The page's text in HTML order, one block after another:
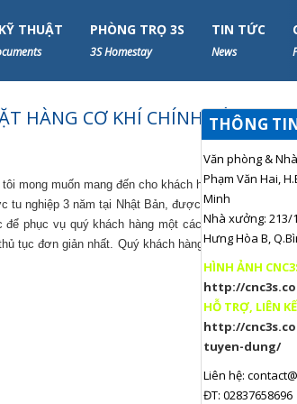
THUẬT PHÒNG TRỌ 3S
3S Homestay
TIN TỨC
News
HÀNG CƠ KHÍ CHÍNH XÁC
mong muốn mang đến cho khách hàng những chi
tu nghiệp 3 năm tại Nhật Bản, được học hỏi kỹ thuật
phục vụ quý khách hàng một cách tốt nhất. CNC
tục đơn giản nhất. Quý khách hàng cần gia công
THÔNG
Văn phòng &
Phạm Văn Hai,
Minh
Nhà xưởng: 213/
Hưng Hòa B,
HÌNH ẢNH
http://
HỖ TRỢ, LIÊN
http://
tuyen-dung/
Liên hệ:
ĐT: 02837658696